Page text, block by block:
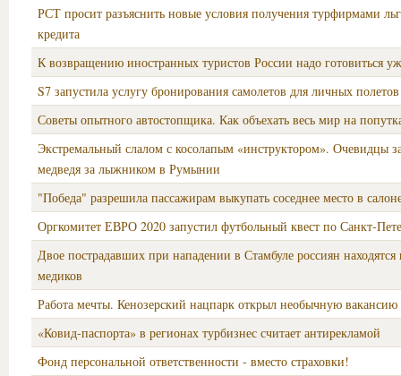
РСТ просит разъяснить новые условия получения турфирмами
кредита
К возвращению иностранных туристов России надо готовиться
S7 запустила услугу бронирования самолетов для личных полетов
Советы опытного автостопщика. Как объехать весь мир на
Экстремальный слалом с косолапым «инструктором». Очевидцы
медведя за лыжником в Румынии
"Победа" разрешила пассажирам выкупать соседнее место в
Оргкомитет ЕВРО 2020 запустил футбольный квест по
Двое пострадавших при нападении в Стамбуле россиян находятся
медиков
Работа мечты. Кенозерский нацпарк открыл необычную вакансию
«Ковид-паспорта» в регионах турбизнес считает антирекламой
Фонд персональной ответственности - вместо страховки!